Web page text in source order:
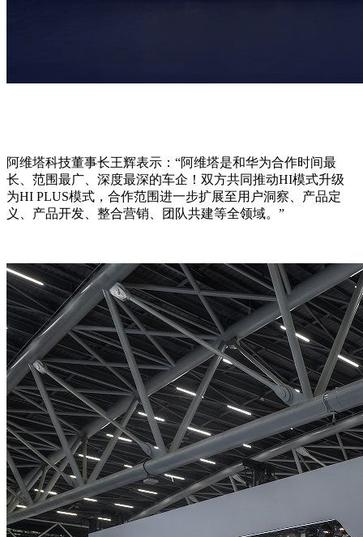
阿维塔科技董事长王辉表示：“阿维塔是和华为合作时间最
长、范围最广、深度最深的车企！双方共同推动HI模式升级
为HI PLUS模式，合作范围进一步扩展至用户洞察、产品定
义、产品开发、整合营销、团队共建等全领域。”